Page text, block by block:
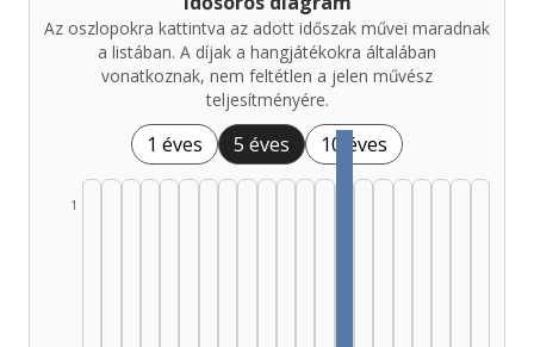
Az oszlopokra kattintva az adott időszak művei maradnak
a listában. A díjak a hangjátékokra általában
vonatkoznak, nem feltétlen a jelen művész
teljesítményére.
1 éves 5 éves 10 éves
1